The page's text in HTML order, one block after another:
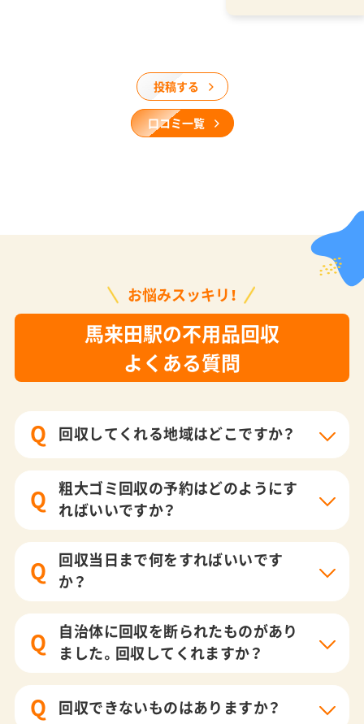
投稿する
口コミ一覧
お悩みスッキリ！
馬来田駅の不用品回収
よくある質問
Q 回収してくれる地域はどこですか？
Q
粗大ゴミ回収の予約はどのようにす
ればいいですか？
Q
回収当日まで何をすればいいです
か？
Q
自治体に回収を断られたものがあり
ました。回収してくれますか？
Q 回収できないものはありますか？